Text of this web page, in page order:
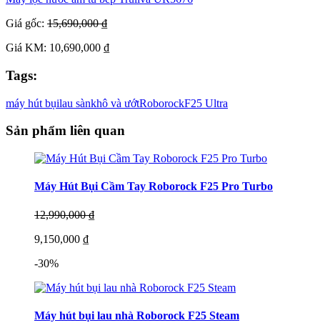
Giá gốc: 15,690,000 ₫
Giá KM: 10,690,000 ₫
Tags:
máy hút bụilau sànkhô và ướtRoborockF25 Ultra
Sản phẩm liên quan
Máy Hút Bụi Cầm Tay Roborock F25 Pro Turbo
12,990,000 ₫
9,150,000 ₫
-30%
Máy hút bụi lau nhà Roborock F25 Steam